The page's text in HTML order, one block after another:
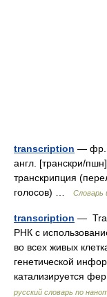
transcription — фр.
англ. [транскри/
транскрипция
голосов) …
Словарь
transcription —
РНК с
во всех живых
генетической
катализируется
русский словарь по